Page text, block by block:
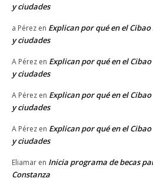
y ciudades
a Pérez en Explican por qué en el
y ciudades
A Pérez en Explican por qué en el
y ciudades
A Pérez en Explican por qué en el
y ciudades
A Pérez en Explican por qué en el
y ciudades
Eliamar en Inicia programa de becas
Constanza